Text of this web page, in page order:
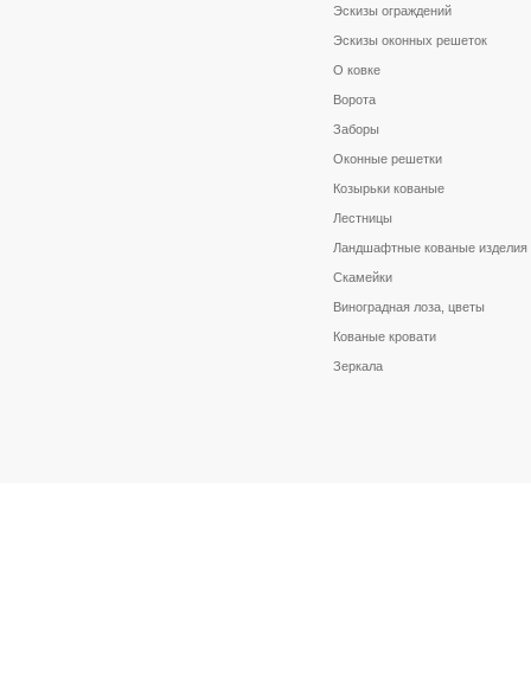
Эскизы ограждений
Эскизы оконных решеток
О ковке
Ворота
Заборы
Оконные решетки
Козырьки кованые
Лестницы
Ландшафтные кованые изделия
Скамейки
Виноградная лоза, цветы
Кованые кровати
Зеркала